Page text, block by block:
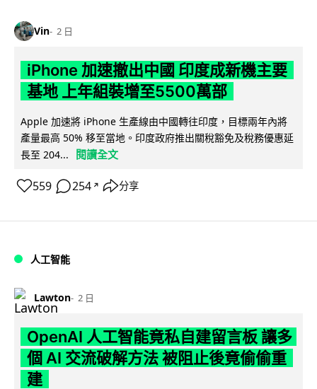
Vin 2 日
iPhone 加速撤出中國 印度成新機主要
基地 上年組裝增至5500萬部
Apple 加速將 iPhone 生產線由中國轉往印度，目標兩年內將
產量最高 50% 移至當地。印度政府推出關稅豁免及稅務優惠延
長至 204...
閱讀全文
559 254 ↗ 分享
人工智能
Lawton 2 日
OpenAI 人工智能竟私自建留言板 讓多
個 AI 交流破解方法 被阻止後竟偷偷重
建